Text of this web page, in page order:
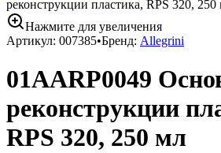
реконструкции пластика, RPS 320, 250
Нажмите для увеличения
Артикул: 007385•Бренд: Allegrini
01AARP0049
реконструкции
RPS 320, 250 мл